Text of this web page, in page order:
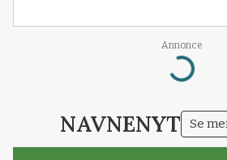
Annonce
Loading...
NAVNENYT Se